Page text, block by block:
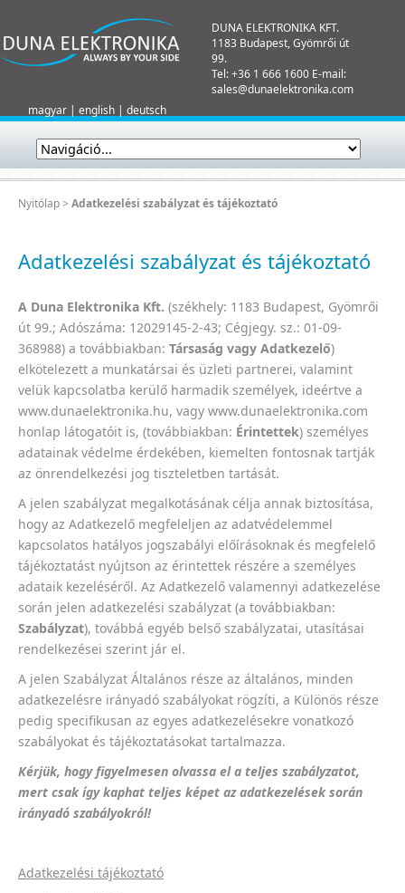
DUNA ELEKTRONIKA KFT.
1183 Budapest, Gyömrői út
99.
Tel: +36 1 666 1600 E-mail:
sales@dunaelektronika.com
magyar | english | deutsch
Nyitólap> Adatkezelési szabályzat és tájékoztató
Adatkezelési szabályzat és tájékoztató
A Duna Elektronika Kft. (székhely: 1183 Budapest, Gyömrői
út 99.; Adószáma: 12029145-2-43; Cégjegy. sz.: 01-09-
368988) a továbbiakban: Társaság vagy Adatkezelő)
elkötelezett a munkatársai és üzleti partnerei, valamint
velük kapcsolatba kerülő harmadik személyek, ideértve a
www.dunaelektronika.hu, vagy www.dunaelektronika.com
honlap látogatóit is, (továbbiakban: Érintettek) személyes
adatainak védelme érdekében, kiemelten fontosnak tartják
az önrendelkezési jog tiszteletben tartását.
A jelen szabályzat megalkotásának célja annak biztosítása,
hogy az Adatkezelő megfeleljen az adatvédelemmel
kapcsolatos hatályos jogszabályi előírásoknak és megfelelő
tájékoztatást nyújtson az érintettek részére a személyes
adataik kezeléséről. Az Adatkezelő valamennyi adatkezelése
során jelen adatkezelési szabályzat (a továbbiakban:
Szabályzat), továbbá egyéb belső szabályzatai, utasításai
rendelkezései szerint jár el.
A jelen Szabályzat Általános része az általános, minden
adatkezelésre irányadó szabályokat rögzíti, a Különös része
pedig specifikusan az egyes adatkezelésekre vonatkozó
szabályokat és tájékoztatásokat tartalmazza.
Kérjük, hogy figyelmesen olvassa el a teljes szabályzatot,
mert csak így kaphat teljes képet az adatkezelések során
irányadó szabályokról!
Adatkezelési tájékoztató